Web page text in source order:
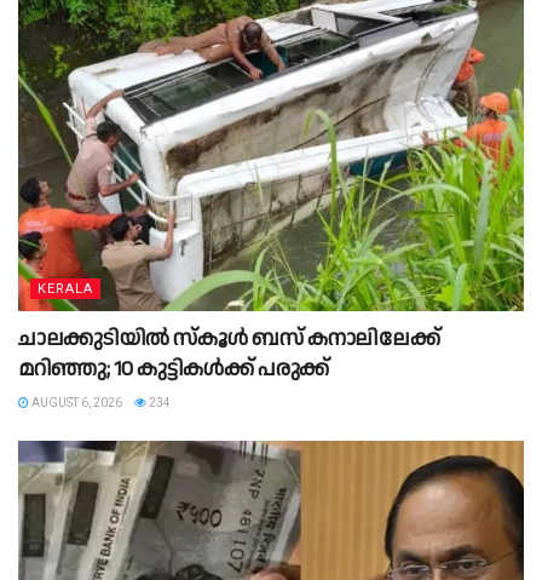
KERALA
ചാലക്കുടിയില്‍ സ്‌കൂള്‍ ബസ് കനാലിലേക്ക്
മറിഞ്ഞു; 10 കുട്ടികള്‍ക്ക് പരുക്ക്
AUGUST 6, 2026 234